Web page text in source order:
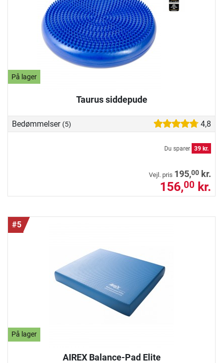
På lager
Taurus siddepude
Bedømmelser (5) 4,8
Du sparer 39 kr.
Vejl. pris 195,00 kr.
156,00 kr.
#5
På lager
AIREX Balance-Pad Elite